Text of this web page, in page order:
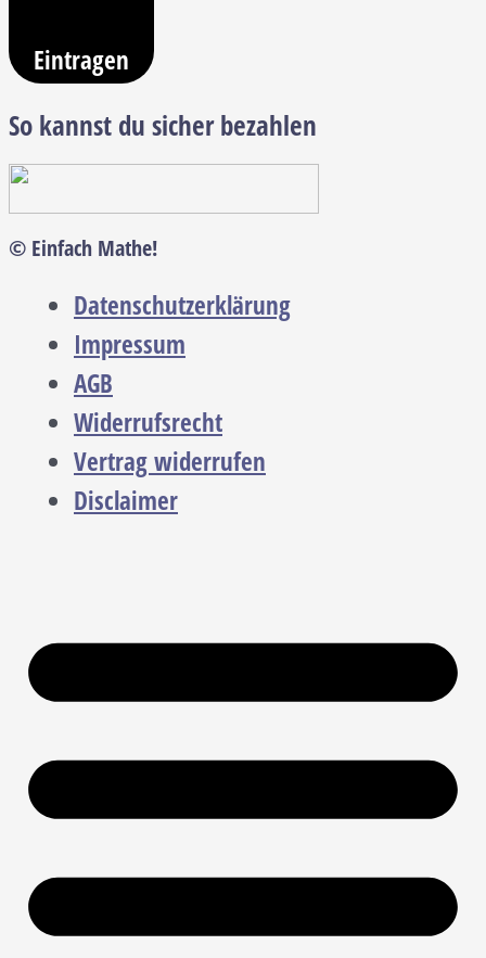
Eintragen
So kannst du sicher bezahlen
© Einfach Mathe!
Datenschutzerklärung
Impressum
AGB
Widerrufsrecht
Vertrag widerrufen
Disclaimer